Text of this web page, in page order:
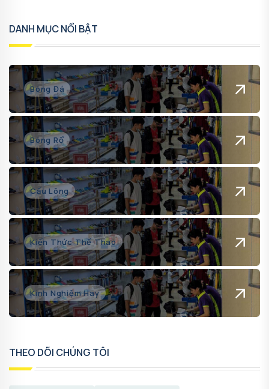
DANH MỤC NỔI BẬT
Bóng Đá
Bóng Rổ
Cầu Lông
Kiến Thức Thể Thao
Kinh Nghiệm Hay
THEO DÕI CHÚNG TÔI